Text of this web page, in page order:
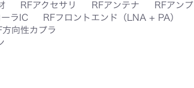
RFアクセサリ RFアンテナ
RFアンプ
ラIC
RFフロントエンド（LNA + PA）
方向性カプラ